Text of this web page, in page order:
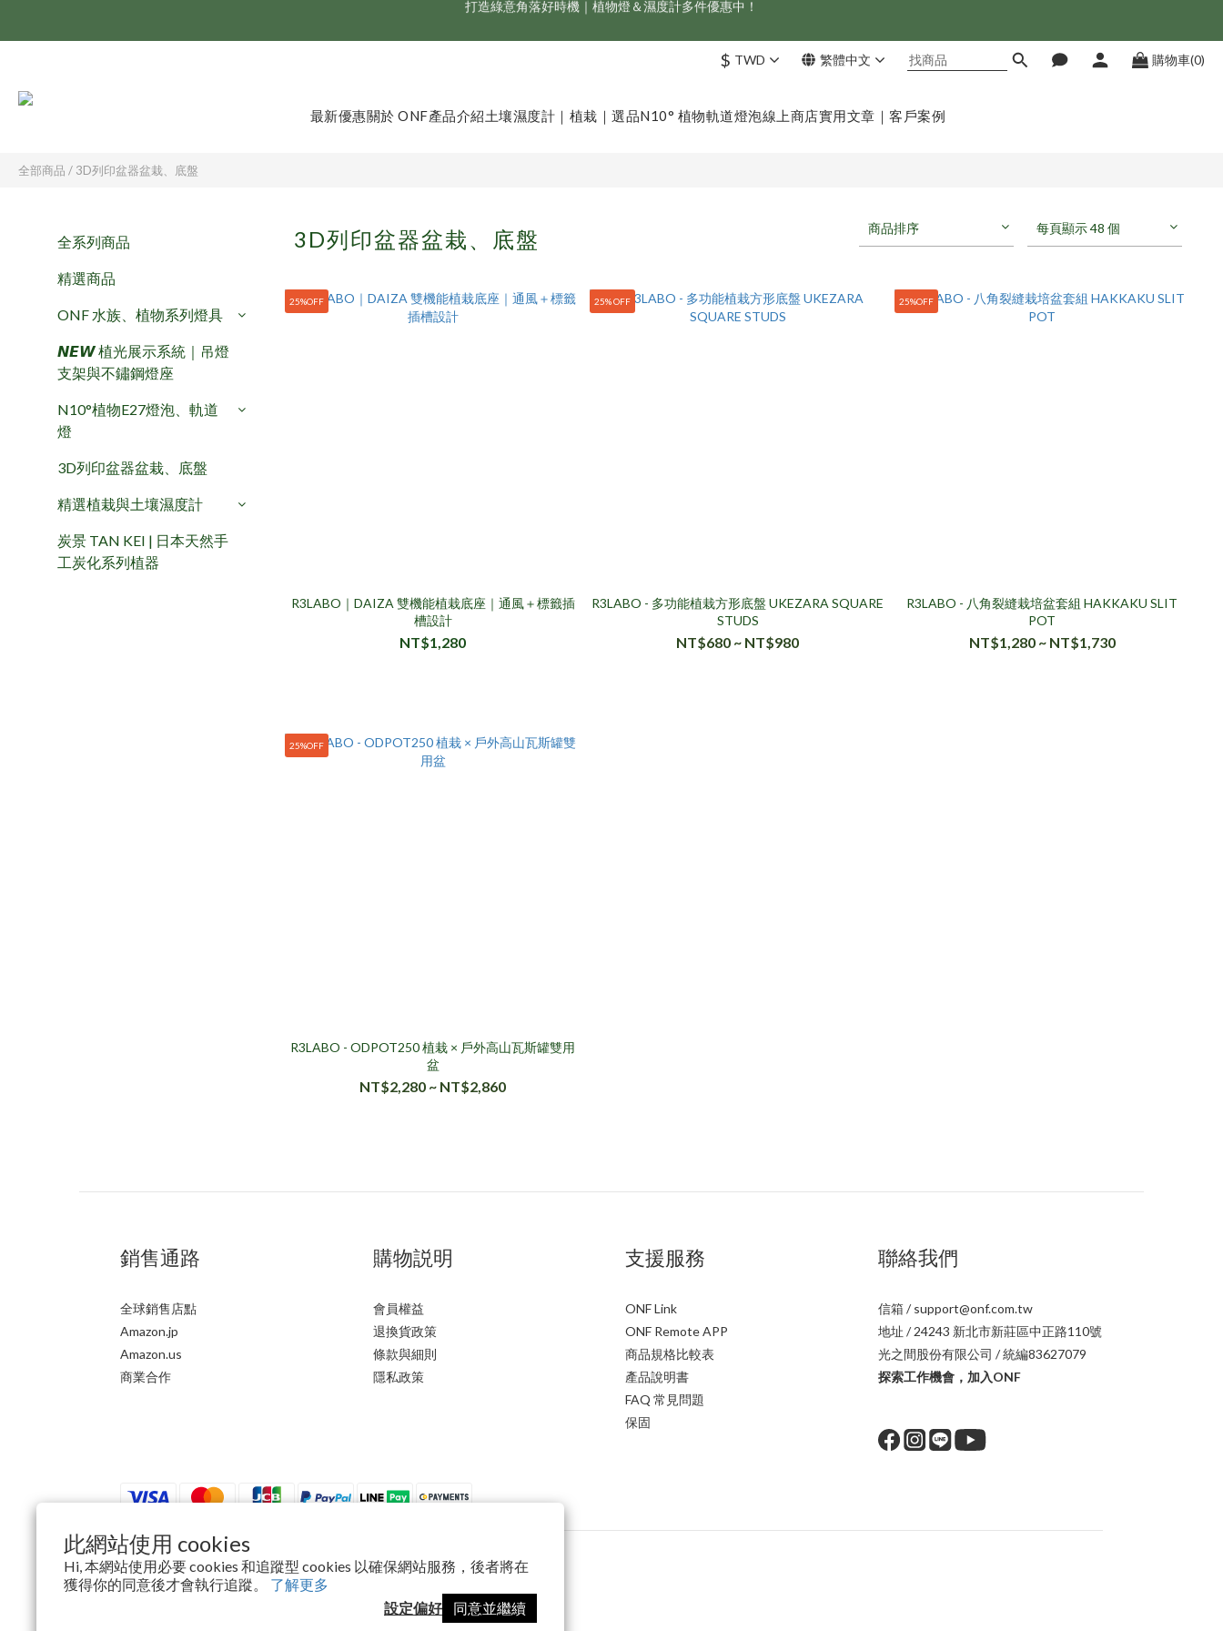
此網站使用 cookies
Hi, 本網站使用必要 cookies 和追蹤型 cookies 以確保網站服務，後者將在
獲得你的同意後才會執行追蹤。 了解更多
設定偏好
同意並繼續
新會員享首購折 $100 優惠，立即點我註冊！！
$ TWD 繁體中文 購物車(0)
最新優惠關於 ONF產品介紹土壤濕度計｜植栽｜選品N10° 植物軌道燈泡線上商店實用文章｜客戶案例
全部商品 / 3D列印盆器盆栽、底盤
全系列商品
精選商品
ONF 水族、植物系列燈具
𝙉𝙀𝙒 植光展示系統｜吊燈
支架與不鏽鋼燈座
N10°植物E27燈泡、軌道
燈
3D列印盆器盆栽、底盤
精選植栽與土壤濕度計
炭景 TAN KEI | 日本天然手
工炭化系列植器
3D列印盆器盆栽、底盤 商品排序 每頁顯示 48 個
25%OFF
R3LABO｜DAIZA 雙機能植栽底座｜通風＋標籤插
槽設計
NT$1,280
25% OFF
R3LABO - 多功能植栽方形底盤 UKEZARA SQUARE
STUDS
NT$680 ~ NT$980
25%OFF
R3LABO - 八角裂縫栽培盆套組 HAKKAKU SLIT
POT
NT$1,280 ~ NT$1,730
25%OFF
R3LABO - ODPOT250 植栽 × 戶外高山瓦斯罐雙用
盆
NT$2,280 ~ NT$2,860
銷售通路
全球銷售店點
Amazon.jp
Amazon.us
商業合作
購物説明
會員權益
退換貨政策
條款與細則
隱私政策
支援服務
ONF Link
ONF Remote APP
商品規格比較表
產品說明書
FAQ 常見問題
保固
聯絡我們
信箱 / support@onf.com.tw
地址 / 24243 新北市新莊區中正路110號
光之間股份有限公司 / 統編83627079
探索工作機會，加入ONF
$TWD 繁體中文